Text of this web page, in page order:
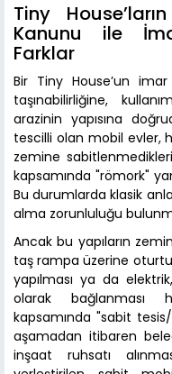
Tiny
Kanunu ile
Farklar
Bir Tiny House’un
taşınabilirliğine,
arazinin yapısına
tescilli olan mobil evler,
zemine
kapsamında "römork"
Bu durumlarda klasik
alma zorunluluğu
Ancak bu yapıların
taş rampa üzerine
yapılması ya da
olarak bağlanması
kapsamında "sabit
aşamadan itibaren
inşaat ruhsatı